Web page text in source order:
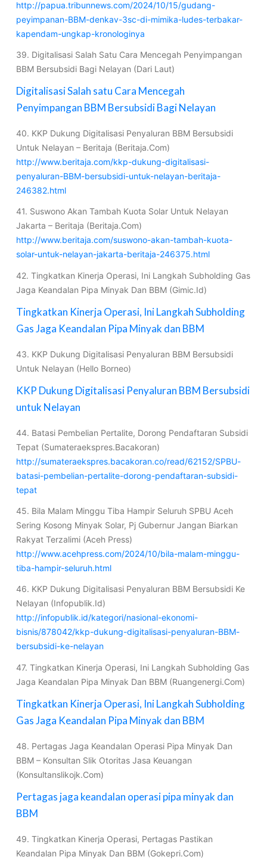
http://papua.tribunnews.com/2024/10/15/gudang-
peyimpanan-BBM-denkav-3sc-di-mimika-ludes-terbakar-
kapendam-ungkap-kronologinya
39. Digitalisasi Salah Satu Cara Mencegah Penyimpangan
BBM Bersubsidi Bagi Nelayan (Dari Laut)
Digitalisasi Salah satu Cara Mencegah
Penyimpangan BBM Bersubsidi Bagi Nelayan
40. KKP Dukung Digitalisasi Penyaluran BBM Bersubsidi
Untuk Nelayan – Beritaja (Beritaja.Com)
http://www.beritaja.com/kkp-dukung-digitalisasi-
penyaluran-BBM-bersubsidi-untuk-nelayan-beritaja-
246382.html
41. Suswono Akan Tambah Kuota Solar Untuk Nelayan
Jakarta – Beritaja (Beritaja.Com)
http://www.beritaja.com/suswono-akan-tambah-kuota-
solar-untuk-nelayan-jakarta-beritaja-246375.html
42. Tingkatkan Kinerja Operasi, Ini Langkah Subholding Gas
Jaga Keandalan Pipa Minyak Dan BBM (Gimic.Id)
Tingkatkan Kinerja Operasi, Ini Langkah Subholding
Gas Jaga Keandalan Pipa Minyak dan BBM
43. KKP Dukung Digitalisasi Penyaluran BBM Bersubsidi
Untuk Nelayan (Hello Borneo)
KKP Dukung Digitalisasi Penyaluran BBM Bersubsidi
untuk Nelayan
44. Batasi Pembelian Pertalite, Dorong Pendaftaran Subsidi
Tepat (Sumateraekspres.Bacakoran)
http://sumateraekspres.bacakoran.co/read/62152/SPBU-
batasi-pembelian-pertalite-dorong-pendaftaran-subsidi-
tepat
45. Bila Malam Minggu Tiba Hampir Seluruh SPBU Aceh
Sering Kosong Minyak Solar, Pj Gubernur Jangan Biarkan
Rakyat Terzalimi (Aceh Press)
http://www.acehpress.com/2024/10/bila-malam-minggu-
tiba-hampir-seluruh.html
46. KKP Dukung Digitalisasi Penyaluran BBM Bersubsidi Ke
Nelayan (Infopublik.Id)
http://infopublik.id/kategori/nasional-ekonomi-
bisnis/878042/kkp-dukung-digitalisasi-penyaluran-BBM-
bersubsidi-ke-nelayan
47. Tingkatkan Kinerja Operasi, Ini Langkah Subholding Gas
Jaga Keandalan Pipa Minyak Dan BBM (Ruangenergi.Com)
Tingkatkan Kinerja Operasi, Ini Langkah Subholding
Gas Jaga Keandalan Pipa Minyak dan BBM
48. Pertagas Jaga Keandalan Operasi Pipa Minyak Dan
BBM – Konsultan Slik Otoritas Jasa Keuangan
(Konsultanslikojk.Com)
Pertagas jaga keandalan operasi pipa minyak dan
BBM
49. Tingkatkan Kinerja Operasi, Pertagas Pastikan
Keandalan Pipa Minyak Dan BBM (Gokepri.Com)